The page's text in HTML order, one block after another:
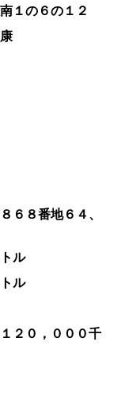
１の６の１２
６８番地６４、
ル
ル
２０，０００千